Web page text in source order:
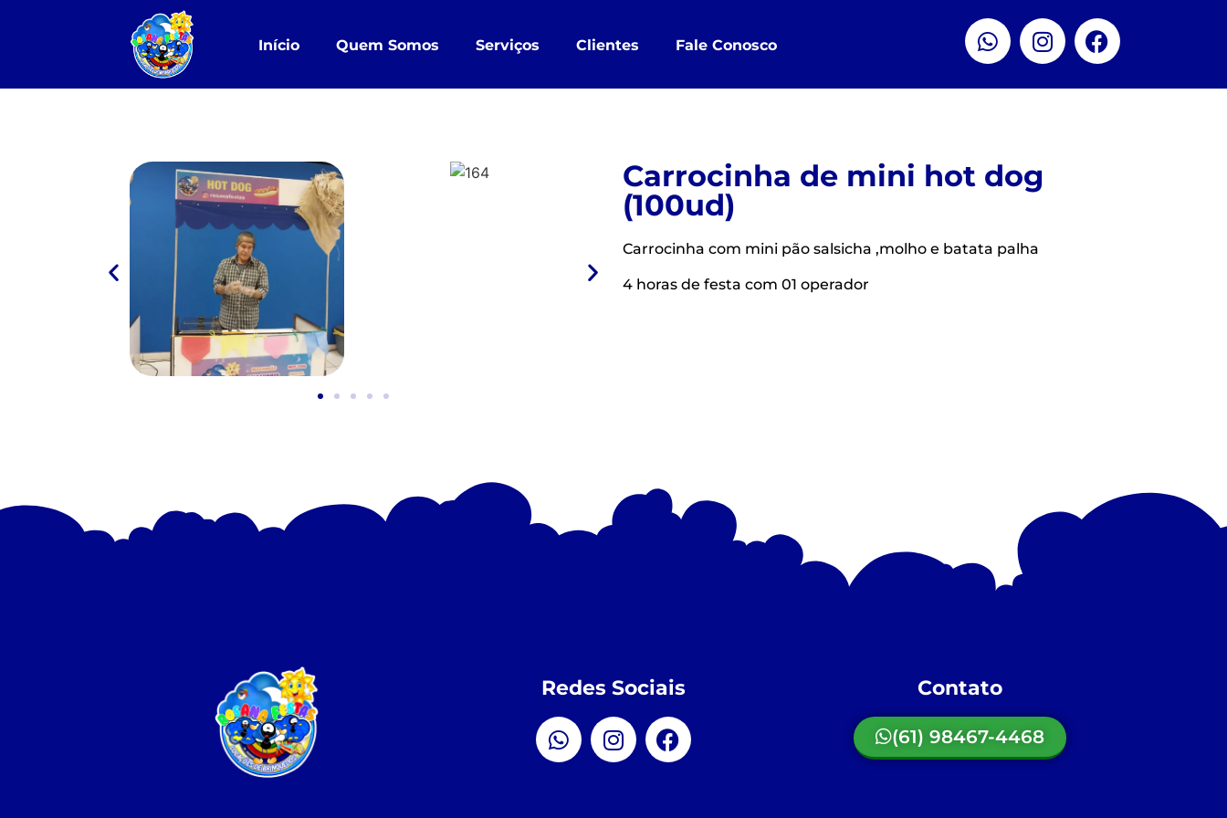
Início Quem Somos Serviços Clientes Fale Conosco
Carrocinha de mini hot dog
(100ud)
Carrocinha com mini pão salsicha ,molho e batata palha
4 horas de festa com 01 operador
Redes Sociais Contato
(61) 98467-4468